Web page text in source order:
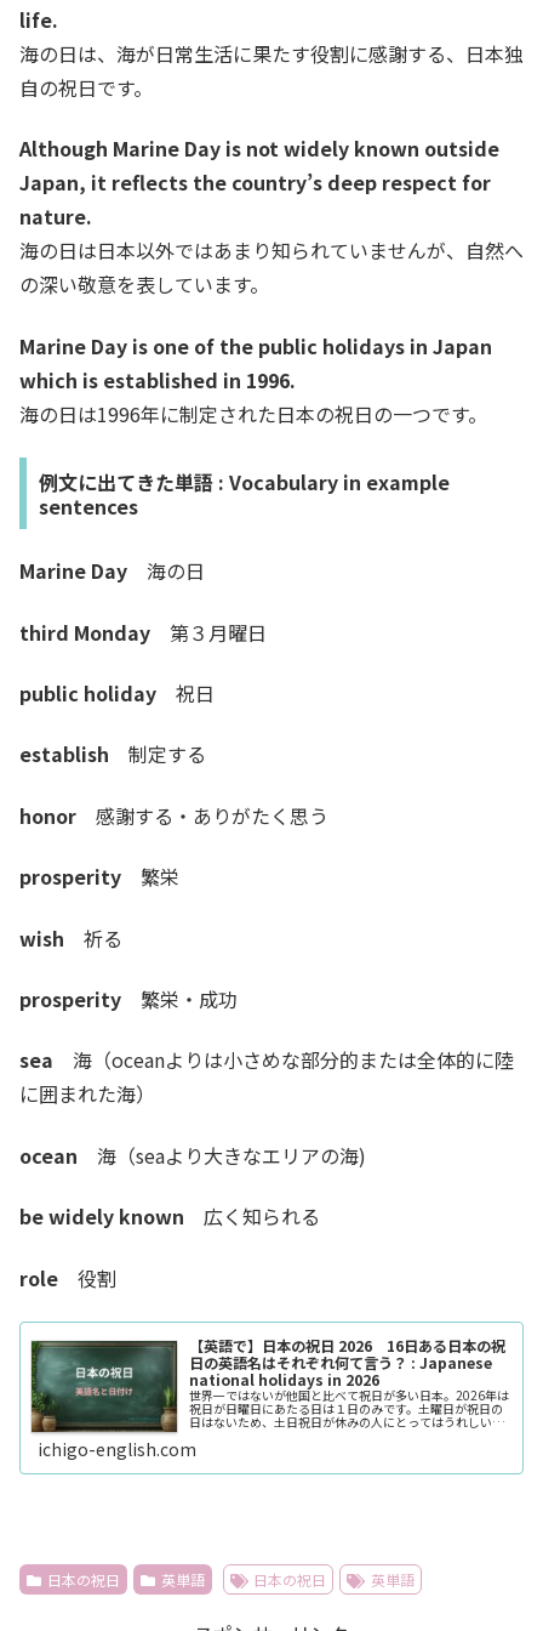
life.
海の日は、海が日常生活に果たす役割に感謝する、日本独
自の祝日です。
Although Marine Day is not widely known outside
Japan, it reflects the country’s deep respect for
nature.
海の日は日本以外ではあまり知られていませんが、自然へ
の深い敬意を表しています。
Marine Day is one of the public holidays in Japan
which is established in 1996.
海の日は1996年に制定された日本の祝日の一つです。
例文に出てきた単語 : Vocabulary in example
sentences
Marine Day 海の日
third Monday 第３月曜日
public holiday 祝日
establish 制定する
honor 感謝する・ありがたく思う
prosperity 繁栄
wish 祈る
prosperity 繁栄・成功
sea 海（oceanよりは小さめな部分的または全体的に陸
に囲まれた海）
ocean 海（seaより大きなエリアの海)
be widely known 広く知られる
role 役割
【英語で】日本の祝日 2026 16日ある日本の祝
日の英語名はそれぞれ何て言う？ : Japanese
national holidays in 2026
世界一ではないが他国と比べて祝日が多い日本。2026年は
祝日が日曜日にあたる日は１日のみです。土曜日が祝日の
日はないため、土日祝日が休みの人にとってはうれしい年
ウィークがあるのも大きな特徴です。祝日にはそれぞれ意
味があります。そんな祝日を英語でそれぞれ何と言うの
か、2026年の祝日をまとめました。
ichigo-english.com
日本の祝日 英単語 日本の祝日 英単語